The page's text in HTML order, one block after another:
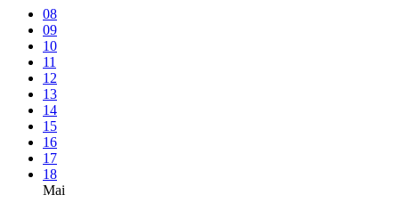
08
09
10
11
12
13
14
15
16
17
18
Mai